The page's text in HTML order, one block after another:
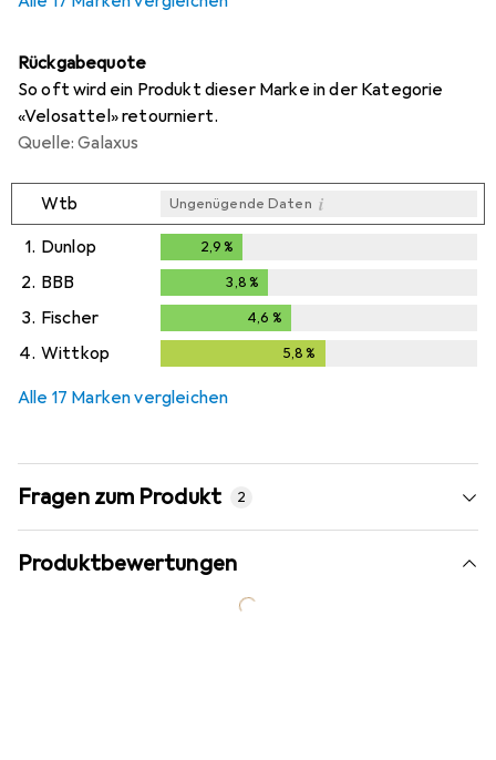
Rückgabequote
So oft wird ein Produkt dieser Marke in der Kategorie
«Velosattel» retourniert.
Quelle: Galaxus
Wtb Ungenügende Daten i
1. Dunlop 2,9 %
2. BBB 3,8 %
3. Fischer 4,6 %
4. Wittkop 5,8 %
Alle 17 Marken vergleichen
Fragen zum Produkt 2
Produktbewertungen